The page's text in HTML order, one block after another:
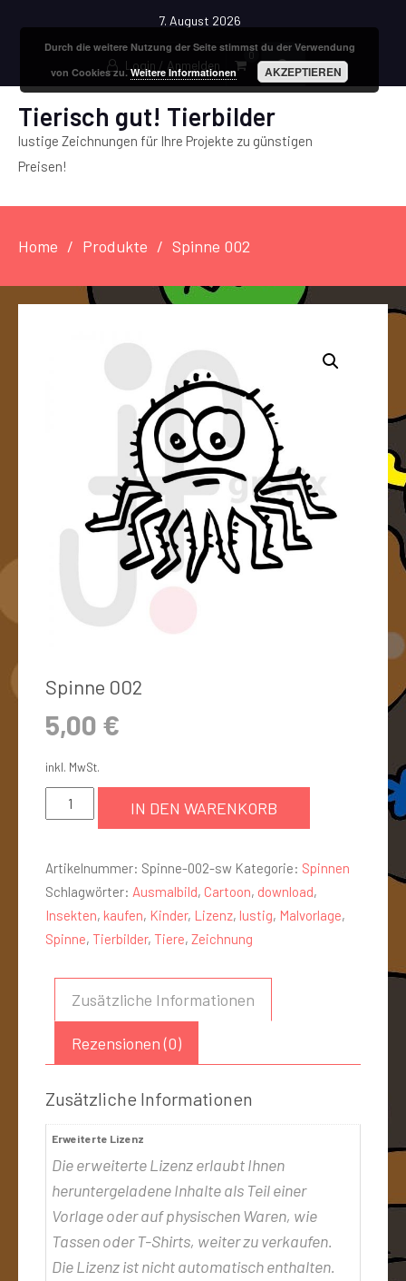
7. August 2026
Login / Anmelden
0
Tierisch gut! Tierbilder
lustige Zeichnungen für Ihre Projekte zu günstigen
Preisen!
Home Produkte Spinne 002
Spinne 002
5,00 €
inkl. MwSt.
IN DEN WARENKORB
Artikelnummer: Spinne-002-sw Kategorie: Spinnen
Schlagwörter: Ausmalbild, Cartoon, download,
Insekten, kaufen, Kinder, Lizenz, lustig, Malvorlage,
Spinne, Tierbilder, Tiere, Zeichnung
Zusätzliche Informationen
Rezensionen (0)
Zusätzliche Informationen
Erweiterte Lizenz
Die erweiterte Lizenz erlaubt Ihnen
heruntergeladene Inhalte als Teil einer
Vorlage oder auf physischen Waren, wie
Tassen oder T-Shirts, weiter zu verkaufen.
Die Lizenz ist nicht automatisch enthalten.
Durch die weitere Nutzung der Seite stimmst du der Verwendung
von Cookies zu.Weitere Informationen AKZEPTIEREN